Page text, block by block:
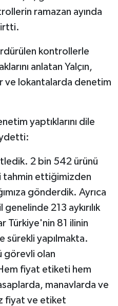
ramazan ayında
kontrollerle
anlatan Yalçın,
ve lokantalarda denetim
yaptıklarını dile
2 bin 542 ürünü
tahmin ettiğimizden
gönderdik. Ayrıca
213 aykırılık
Türkiye'nin 81 ilinin
sürekli yapılmakta.
görevli olan
fiyat etiketi hem
manavlarda ve
fiyat ve etiket